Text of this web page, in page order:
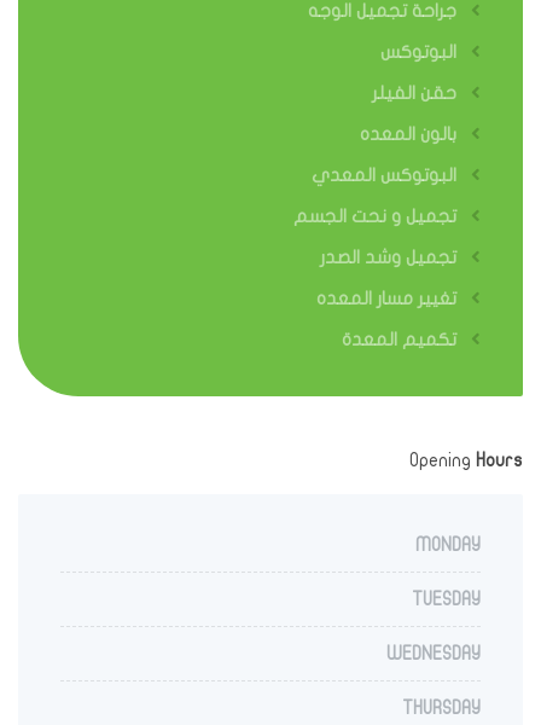
جراحة تجميل الوجه
البوتوكس
حقن الفيلر
بالون المعده
البوتوكس المعدي
تجميل و نحت الجسم
تجميل وشد الصدر
تغيير مسار المعده
تكميم المعدة
Opening Hours
MONDAY
TUESDAY
WEDNESDAY
THURSDAY